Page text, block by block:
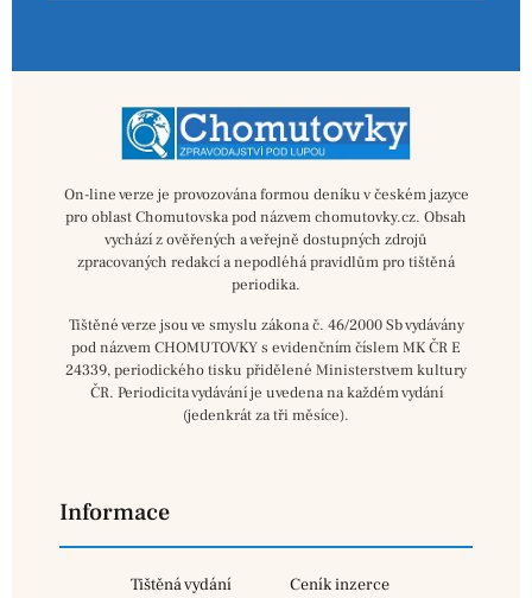
On-line verze je provozována formou deníku v českém jazyce
pro oblast Chomutovska pod názvem chomutovky.cz. Obsah
vychází z ověřených a veřejně dostupných zdrojů
zpracovaných redakcí a nepodléhá pravidlům pro tištěná
periodika.
Tištěné verze jsou ve smyslu zákona č. 46/2000 Sb vydávány
pod názvem CHOMUTOVKY s evidenčním číslem MK ČR E
24339, periodického tisku přidělené Ministerstvem kultury
ČR. Periodicita vydávání je uvedena na každém vydání
(jedenkrát za tři měsíce).
Informace
Tištěná vydání Ceník inzerce